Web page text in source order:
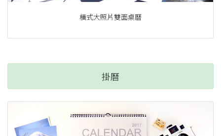
橫式大照片雙面桌曆
掛曆